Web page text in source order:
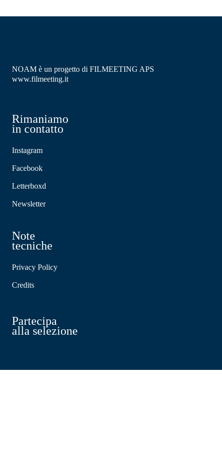
NOAM è un progetto di FILMEETING APS
www.filmeeting.it
Rimaniamo
in contatto
Instagram
Facebook
Letterboxd
Newsletter
Note
tecniche
Privacy Policy
Credits
Partecipa
alla selezione